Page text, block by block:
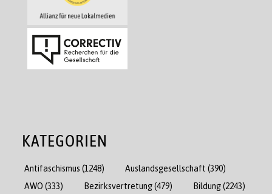
KATEGORIEN
Antifaschismus (1248) Auslandsgesellschaft (390)
AWO (333) Bezirksvertretung(479) Bildung(2243)